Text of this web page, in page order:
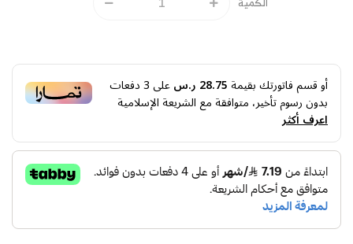
أو قسم فاتورتك بقيمة 28.75 ر.س على3دفعات
بدون رسوم تأخير، متوافقة مع الشريعة الإسلامية
اعرف أكثر